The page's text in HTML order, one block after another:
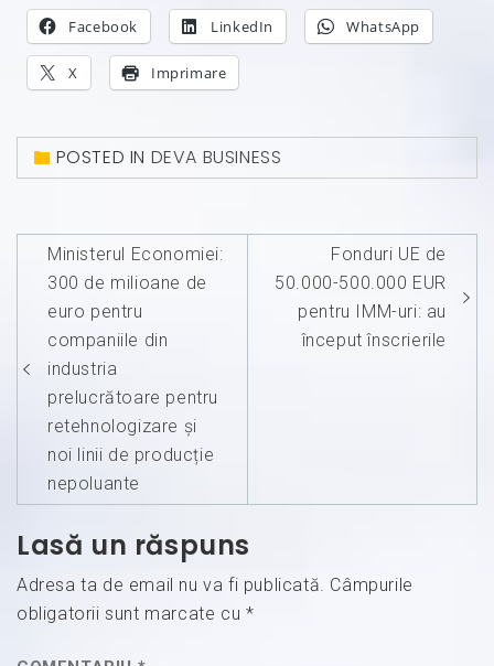
Facebook LinkedIn WhatsApp
X Imprimare
POSTED IN DEVA BUSINESS
Navigare
în
articole
Ministerul Economiei:
300 de milioane de
euro pentru
companiile din
industria
prelucrătoare pentru
retehnologizare şi
noi linii de producție
nepoluante
Fonduri UE de
50.000-500.000 EUR
pentru IMM-uri: au
început înscrierile
Lasă un răspuns
Adresa ta de email nu va fi publicată. Câmpurile
obligatorii sunt marcate cu *